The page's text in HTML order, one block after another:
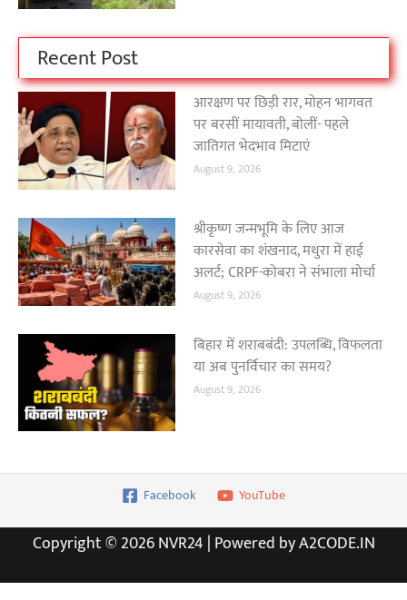
Recent Post
आरक्षण पर छिड़ी रार, मोहन भागवत
पर बरसीं मायावती, बोलीं- पहले
जातिगत भेदभाव मिटाएं
August 9, 2026
श्रीकृष्ण जन्मभूमि के लिए आज
कारसेवा का शंखनाद, मथुरा में हाई
अलर्ट; CRPF-कोबरा ने संभाला मोर्चा
August 9, 2026
बिहार में शराबबंदी: उपलब्धि, विफलता
या अब पुनर्विचार का समय?
August 9, 2026
Facebook YouTube
Copyright © 2026 NVR24 | Powered by A2CODE.IN